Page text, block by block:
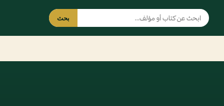
بحث